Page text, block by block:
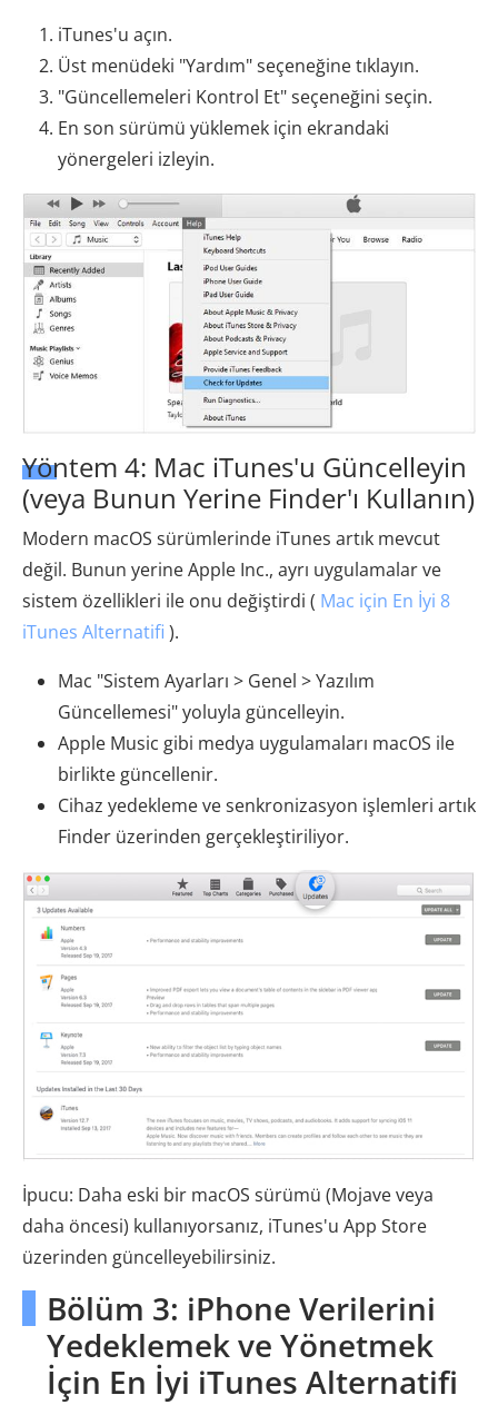
iTunes'u açın.
Üst menüdeki "Yardım" seçeneğine tıklayın.
"Güncellemeleri Kontrol Et" seçeneğini seçin.
En son sürümü yüklemek için ekrandaki
yönergeleri izleyin.
Yöntem 4: Mac iTunes'u Güncelleyin
(veya Bunun Yerine Finder'ı Kullanın)
Modern macOS sürümlerinde iTunes artık mevcut
değil. Bunun yerine Apple Inc., ayrı uygulamalar ve
sistem özellikleri ile onu değiştirdi ( Mac için En İyi 8
iTunes Alternatifi ).
Mac "Sistem Ayarları > Genel > Yazılım
Güncellemesi" yoluyla güncelleyin.
Apple Music gibi medya uygulamaları macOS ile
birlikte güncellenir.
Cihaz yedekleme ve senkronizasyon işlemleri artık
Finder üzerinden gerçekleştiriliyor.
İpucu: Daha eski bir macOS sürümü (Mojave veya
daha öncesi) kullanıyorsanız, iTunes'u App Store
üzerinden güncelleyebilirsiniz.
Bölüm 3: iPhone Verilerini
Yedeklemek ve Yönetmek
İçin En İyi iTunes Alternatifi